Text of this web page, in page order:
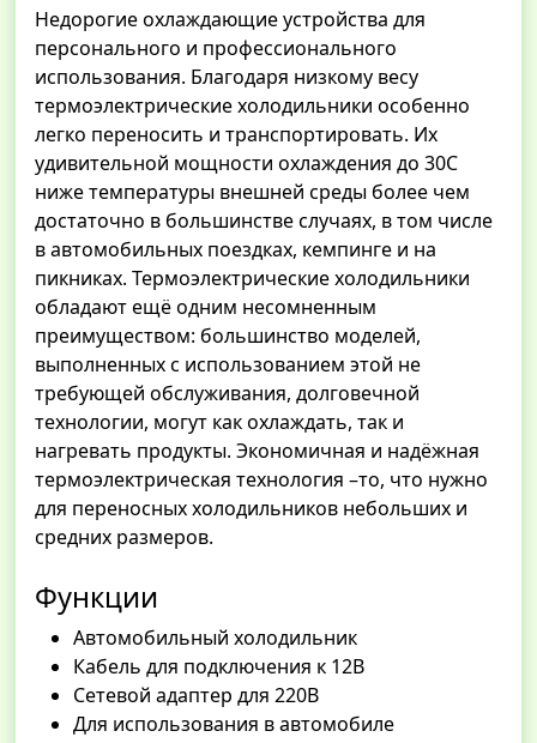
Недорогие охлаждающие устройства для
персонального и профессионального
использования. Благодаря низкому весу
термоэлектрические холодильники особенно
легко переносить и транспортировать. Их
удивительной мощности охлаждения до 30С
ниже температуры внешней среды более чем
достаточно в большинстве случаях, в том числе
в автомобильных поездках, кемпинге и на
пикниках. Термоэлектрические холодильники
обладают ещё одним несомненным
преимуществом: большинство моделей,
выполненных с использованием этой не
требующей обслуживания, долговечной
технологии, могут как охлаждать, так и
нагревать продукты. Экономичная и надёжная
термоэлектрическая технология –то, что нужно
для переносных холодильников небольших и
средних размеров.
Функции
Автомобильный холодильник
Кабель для подключения к 12В
Сетевой адаптер для 220В
Для использования в автомобиле